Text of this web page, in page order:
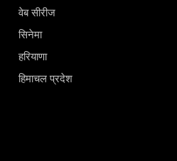
वेब सीरीज
सिनेमा
हरियाणा
हिमाचल प्रदेश